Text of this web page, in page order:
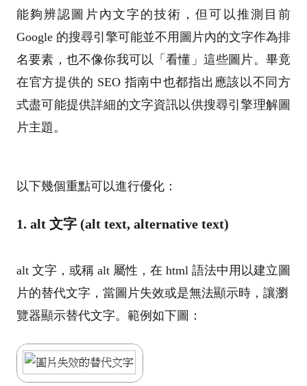
能夠辨認圖片內文字的技術，但可以推測目前
Google 的搜尋引擎可能並不用圖片內的文字作為排
名要素，也不像你我可以「看懂」這些圖片。畢竟
在官方提供的 SEO 指南中也都指出應該以不同方
式盡可能提供詳細的文字資訊以供搜尋引擎理解圖
片主題。
以下幾個重點可以進行優化：
1. alt 文字 (alt text, alternative text)
alt 文字，或稱 alt 屬性，在 html 語法中用以建立圖
片的替代文字，當圖片失效或是無法顯示時，讓瀏
覽器顯示替代文字。範例如下圖：